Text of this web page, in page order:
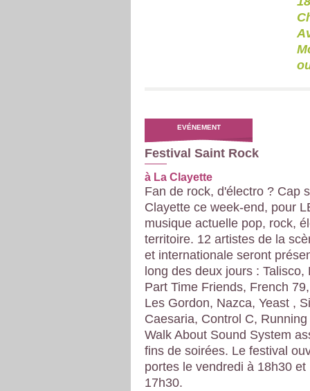
EVÉNEMENT
Festival Saint Rock
à La Clayette
Fan de rock, d'électro ? Cap
Clayette ce week-end, pour
musique actuelle pop, rock,
territoire. 12 artistes de la
et internationale seront
long des deux jours : Talisco,
Part Time Friends, French
Les Gordon, Nazca, Yeast ,
Caesaria, Control C,
Walk About Sound System
fins de soirées. Le festival
portes le vendredi à 18h30 et
17h30.